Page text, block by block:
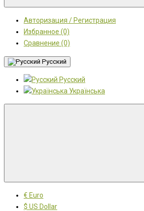
Авторизация / Регистрация
Избранное (0)
Сравнение (0)
Русский
Русский
Українська
€ Euro
$ US Dollar